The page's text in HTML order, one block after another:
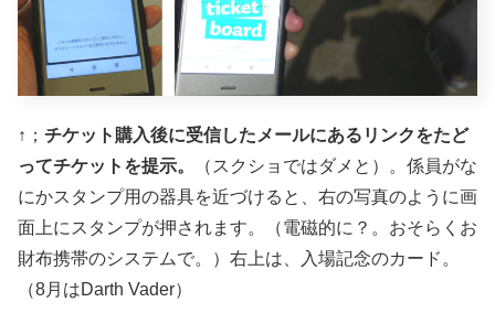
↑； チケット購入後に受信したメールにあるリンクをたど
ってチケットを提示。
（スクショではダメと）。係員がな
にかスタンプ用の器具を近づけると、右の写真のように画
面上にスタンプが押されます。（電磁的に？。おそらくお
財布携帯のシステムで。）右上は、入場記念のカード。
（8月はDarth Vader）